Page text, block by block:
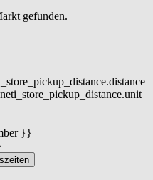
gefunden.
}}